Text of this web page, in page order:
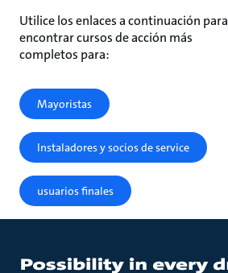
Utilice los enlaces a continuación para
encontrar cursos de acción más
completos para:
Mayoristas
Instaladores y socios de service
usuarios finales